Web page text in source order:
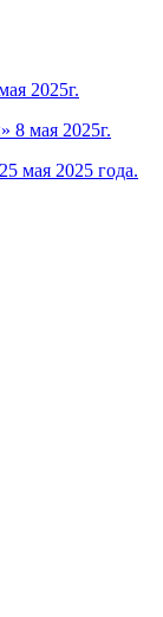
2025г.
8 мая 2025г.
мая 2025 года.